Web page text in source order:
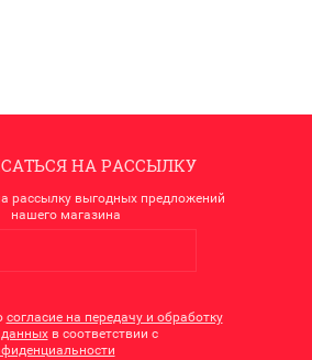
НА РАССЫЛКУ
рассылку выгодных предложений
нашего магазина
согласие на передачу и обработку
в соответствии с